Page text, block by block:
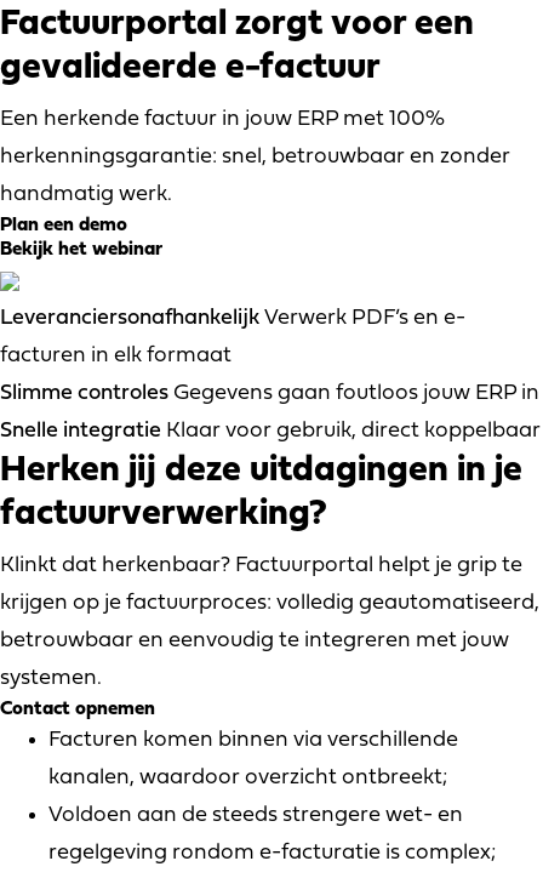
Factuurportal zorgt voor een
gevalideerde e-factuur
Een herkende factuur in jouw ERP met 100%
herkenningsgarantie: snel, betrouwbaar en zonder
handmatig werk.
Plan een demo
Bekijk het webinar
Leveranciersonafhankelijk Verwerk PDF’s en e-
facturen in elk formaat
Slimme controles Gegevens gaan foutloos jouw ERP in
Snelle integratie Klaar voor gebruik, direct koppelbaar
Herken jij deze uitdagingen in je
factuurverwerking?
Klinkt dat herkenbaar? Factuurportal helpt je grip te
krijgen op je factuurproces: volledig geautomatiseerd,
betrouwbaar en eenvoudig te integreren met jouw
systemen.
Contact opnemen
Facturen komen binnen via verschillende
kanalen, waardoor overzicht ontbreekt;
Voldoen aan de steeds strengere wet- en
regelgeving rondom e-facturatie is complex;